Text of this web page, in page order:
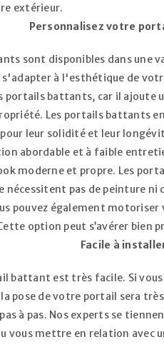
extérieur.
Personnalisez votre
sont disponibles dans une
à l'esthétique de
portails battants, car il ajoute
Les portails battants
leur solidité et leur
abordable et à faible
moderne et propre. Les
nécessitent pas de peinture
pouvez également
option peut s’avérer bien
Facile à
battant est très facile. Si
pose de votre portail sera
à pas. Nos experts se
vous mettre en relation avec